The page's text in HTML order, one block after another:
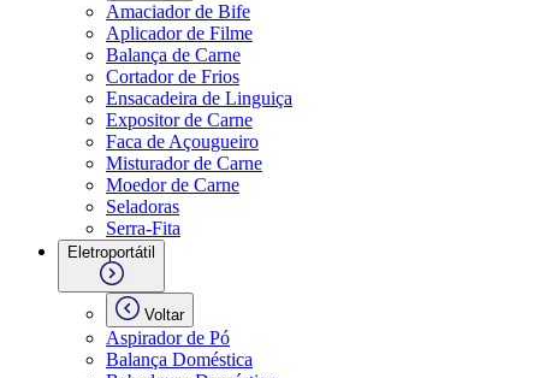
Amaciador de Bife
Aplicador de Filme
Balança de Carne
Cortador de Frios
Ensacadeira de Linguiça
Expositor de Carne
Faca de Açougueiro
Misturador de Carne
Moedor de Carne
Seladoras
Serra-Fita
Eletroportátil
Voltar
Aspirador de Pó
Balança Doméstica